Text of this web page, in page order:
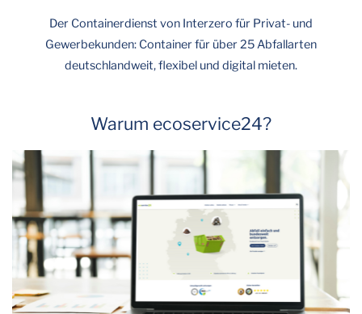
Der Containerdienst von Interzero für Privat- und
Gewerbekunden: Container für über 25 Abfallarten
deutschlandweit, flexibel und digital mieten.
Warum ecoservice24?